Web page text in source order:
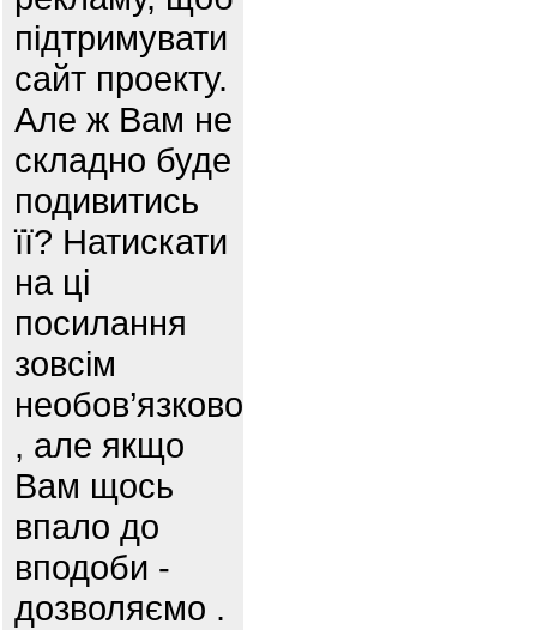
підтримувати
сайт проекту.
Але ж Вам не
складно буде
подивитись
її? Натискати
на ці
посилання
зовсім
необов’язково
, але якщо
Вам щось
впало до
вподоби -
дозволяємо .